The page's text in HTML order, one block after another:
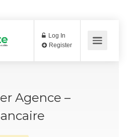
Log In
Agence –